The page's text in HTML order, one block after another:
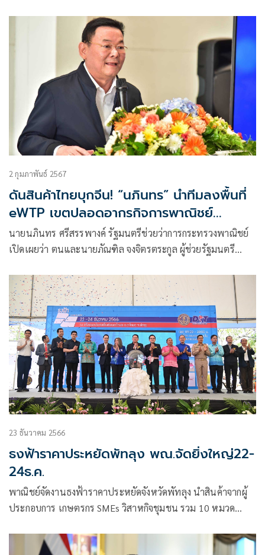
ลานหน้าศาลากลางจังหวัดมุกดาหาร หวังกระตุ้นการค้าชายแดน
ขยายมูลค่า ยกระดับศักยภาพและการอำนวยความสะดวกของ
ด่านชายแดน โดยการจัดงานครั้งนี้
2 กุมภาพันธ์ 2567
ดันสินค้าไทยบุกจีน! “นภินทร” นำทีมลงพื้นที่
eWTP เขตปลอดอากรกิจการพาณิชย์
อิเล็กทรอนิกส์ฉะเชิงเทรา ชูไอเดียหนุนธุรกิจ
อีคอมเมิร์ซข้ามพรมแดน
นายนภินทร ศรีสรรพางค์ รัฐมนตรีช่วยว่าการกระทรวงพาณิชย์
เปิดเผยว่า ตนและนายภัณฑิล จงจิตรตระกูล ผู้ช่วยรัฐมนตรี
23 ธันวาคม 2566
ธงฟ้าราคาประหยัดพัทลุง พณ.จัดยิ่งใหญ่22-
24ธ.ค.
พาณิชย์จัดงานธงฟ้าราคาประหยัดจังหวัดพัทลุง นำสินค้าจากผู้
ประกอบการ เกษตรกร SMEs วิสาหกิจชุมชน รวม 10 หมวด